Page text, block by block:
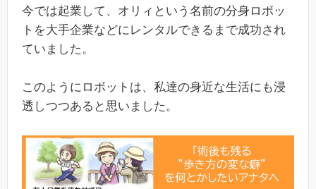
今では起業して、オリィという名前の分身ロボッ
トを大手企業などにレンタルできるまで成功され
ていました。
このようにロボットは、私達の身近な生活にも浸
透しつつあると思いました。